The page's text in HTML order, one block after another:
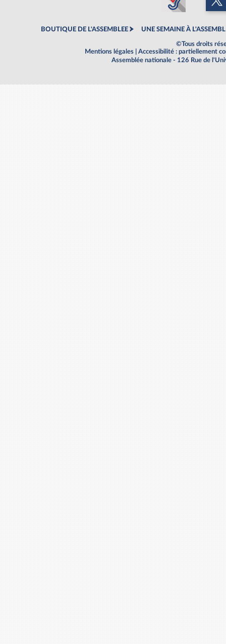
BOUTIQUE DE L'ASSEMBLEE UNE SEMAINE À
©Tous droits
Mentions légales
Accessibilité : partiellement
Assemblée nationale - 126 Rue de